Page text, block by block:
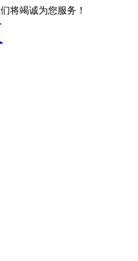
将竭诚为您服务！